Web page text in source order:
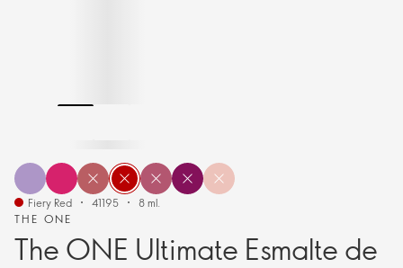
THE ONE
The ONE Ultimate Esmalte de
Fiery Red 41195 8 ml.